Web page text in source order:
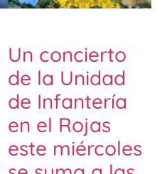
Un concierto
de la Unidad
de Infantería
en el Rojas
este miércoles